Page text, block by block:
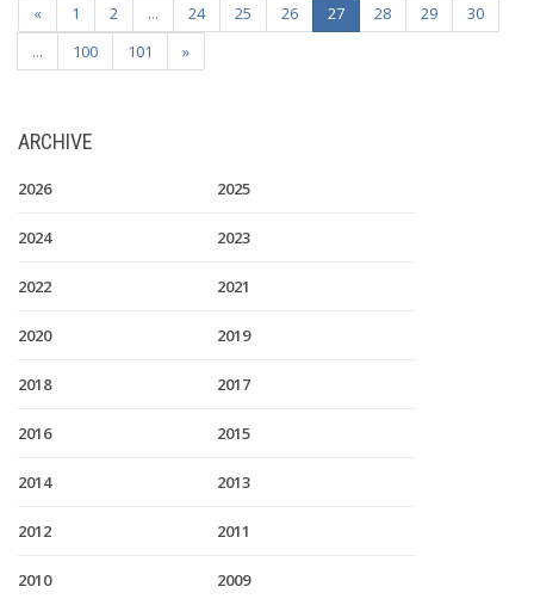
« 1 2 ... 24 25 26 27 28 29
30
...
100 101 »
ARCHIVE
2026 2025
2024 2023
2022 2021
2020 2019
2018 2017
2016 2015
2014 2013
2012 2011
2010 2009